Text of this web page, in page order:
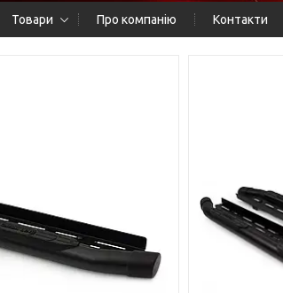
Товари Про компанію Контакти